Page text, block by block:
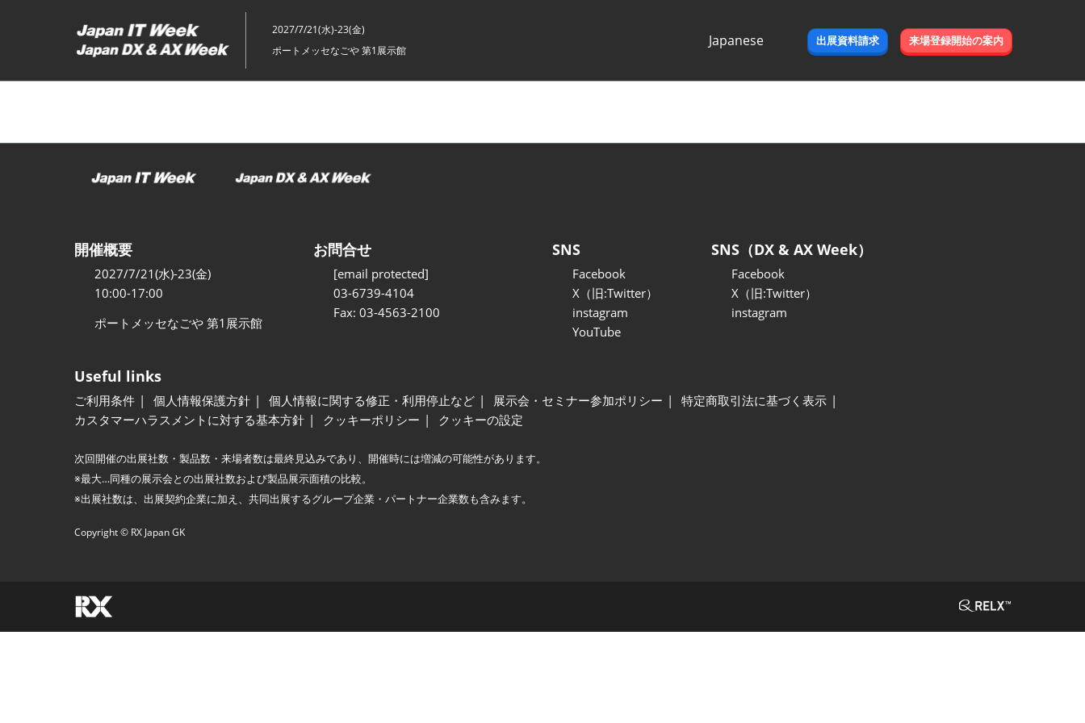
キ
ッ
2027/7/21(水)-23(金)
ポートメッセなごや 第1展示館
Japanese
出展資料請求 来場登録開始の案内
開催概要
2027/7/21(水)-23(金)
10:00-17:00
ポートメッセなごや 第1展示館
お問合せ
[email protected]
03-6739-4104
Fax: 03-4563-2100
SNS
Facebook
X（旧:Twitter）
instagram
YouTube
SNS（DX & AX Week）
Facebook
X（旧:Twitter）
instagram
Useful links
ご利用条件 個人情報保護方針 個人情報に関する修正・利用停止など 展示会・セミナー参加ポリシー
特定商取引法に基づく表示
カスタマーハラスメントに対する基本方針
クッキーポリシー クッキーの設定
次回開催の出展社数・製品数・来場者数は最終見込みであり、開催時には増減の可能性があります。
※最大…同種の展示会との出展社数および製品展示面積の比較。
※出展社数は、出展契約企業に加え、共同出展するグループ企業・パートナー企業数も含みます。
Copyright © RX Japan GK